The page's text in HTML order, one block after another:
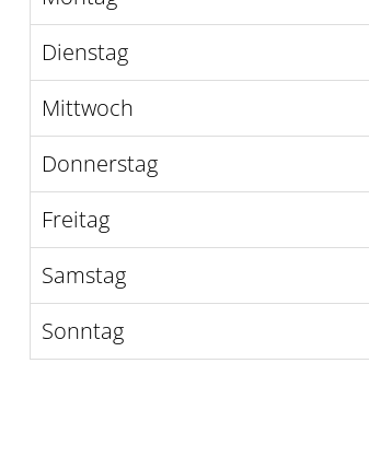
Dienstag
Mittwoch
Donnerstag
Freitag
Samstag
Sonntag